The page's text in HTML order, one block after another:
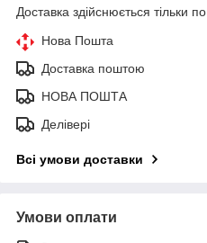
Доставка здійснюється тільки
Нова Пошта
Доставка поштою
НОВА ПОШТА
Делівері
Всі умови доставки
Умови оплати